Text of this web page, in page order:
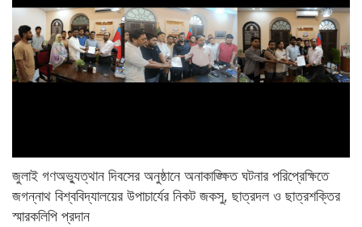
জুলাই গণঅভ্যুত্থান দিবসের অনুষ্ঠানে অনাকাঙ্ক্ষিত ঘটনার পরিপ্রেক্ষিতে
জগন্নাথ বিশ্ববিদ্যালয়ের উপাচার্যের নিকট জকসু, ছাত্রদল ও ছাত্রশক্তির
স্মারকলিপি প্রদান